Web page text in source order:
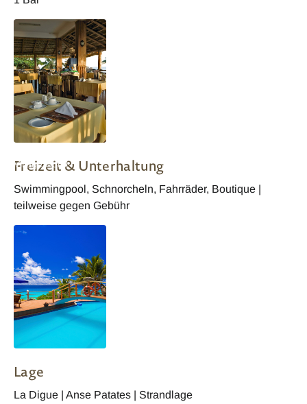
Village Hotel
Freizeit & Unterhaltung
Swimmingpool, Schnorcheln, Fahrräder, Boutique |
teilweise gegen Gebühr
Lage
La Digue | Anse Patates | Strandlage